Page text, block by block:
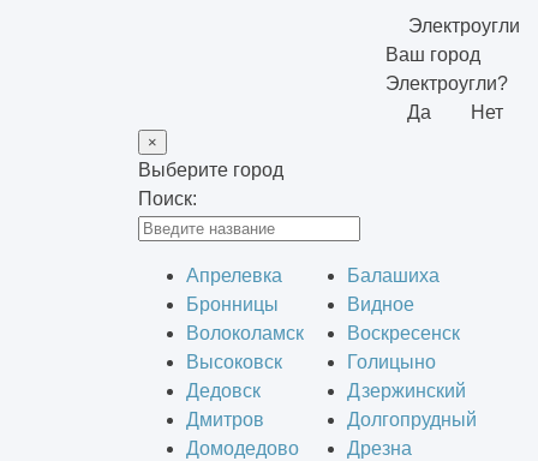
Электроугли
Ваш город
Электроугли?
Да
Нет
×
Выберите город
Поиск:
Апрелевка
Балашиха
Бронницы
Видное
Волоколамск
Воскресенск
Высоковск
Голицыно
Дедовск
Дзержинский
Дмитров
Долгопрудный
Домодедово
Дрезна